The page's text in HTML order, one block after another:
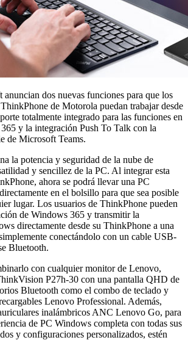
dos nuevas funciones para que los
de Motorola puedan trabajar desde
totalmente integrado para las funciones en
y la integración Push To Talk con la
de Microsoft Teams.
la potencia y seguridad de la nube de
y sencillez de la PC. Al integrar esta
ahora se podrá llevar una PC
en el bolsillo para que sea posible
lugar. Los usuarios de ThinkPhone pueden
de Windows 365 y transmitir la
directamente desde su ThinkPhone a una
conectándolo con un cable USB-
Bluetooth.
con cualquier monitor de Lenovo,
P27h-30 con una pantalla QHD de
Bluetooth como el combo de teclado y
Lenovo Professional. Además,
inalámbricos ANC Lenovo Go, para
de PC Windows completa con todas sus
y configuraciones personalizados, estén